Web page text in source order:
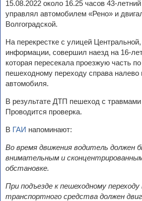
15.08.2022 около 16.25 часов 43-
управлял автомобилем «Рено» и
Волгоградской.
На перекрестке с улицей
информации, совершил наезд на 16-
которая пересекала проезжую часть
пешеходному переходу справа налево
автомобиля.
В результате ДТП пешеход с травмами
Проводится проверка.
В ГАИ напоминают:
Во время движения водитель должен
внимательным и
обстановке.
При подъезде к пешеходному
транспортного средства должен